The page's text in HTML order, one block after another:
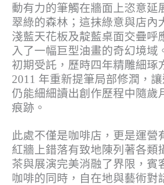
動有力的筆觸在牆面上恣意延
翠綠的森林；這抹綠意與店內
淺藍天花板及靛藍桌面交疊呼
入了一幅巨型油畫的奇幻境域
初期受託，歷時四年精雕細琢
2011 年重新提筆局部修潤，
仍能細細讀出創作歷程中隨歲
痕跡。
此處不僅是咖啡店，更是運營
紅牆上錯落有致地陳列著各類
茶與展演完美消融了界限，賓
咖啡的同時，自在地與藝術對